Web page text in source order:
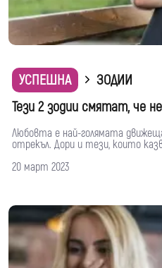
УСПЕШНА
ЗОДИИ
Тези 2 зодии смятат, че
Любовта е най-голямата
отрекъл. Дори и тези, които
20 март 2023